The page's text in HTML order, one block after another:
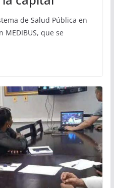
de Salud Pública en
MEDIBUS, que se